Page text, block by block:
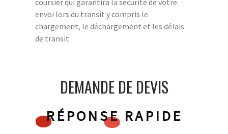
envoi lors du transit y compris le
chargement, le déchargement et les délais
de transit.
DEMANDE DE DEVIS
RÉPONSE RAPIDE